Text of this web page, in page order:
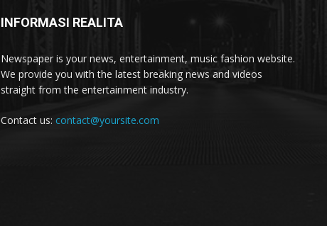
INFORMASI REALITA
Newspaper is your news, entertainment, music fashion website.
We provide you with the latest breaking news and videos
straight from the entertainment industry.
Contact us: contact@yoursite.com